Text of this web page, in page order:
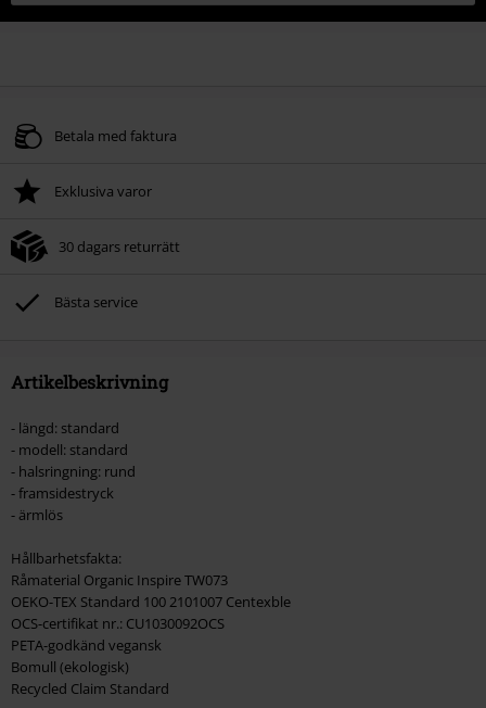
Betala med faktura
Exklusiva varor
30 dagars returrätt
Bästa service
Artikelbeskrivning
- längd: standard
- modell: standard
- halsringning: rund
- framsidestryck
- ärmlös
Hållbarhetsfakta:
Råmaterial Organic Inspire TW073
OEKO-TEX Standard 100 2101007 Centexble
OCS-certifikat nr.: CU1030092OCS
PETA-godkänd vegansk
Bomull (ekologisk)
Recycled Claim Standard